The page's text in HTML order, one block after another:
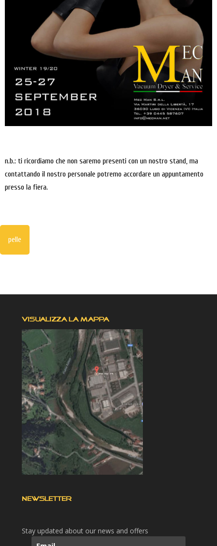
n.b.: ti ricordiamo che non saremo presenti con un nostro stand, ma
contattando il nostro personale potremo accordare un appuntamento
presso la fiera.
pelle
VISUALIZZA LA MAPPA
NEWSLETTER
Stay updated about our news and offers